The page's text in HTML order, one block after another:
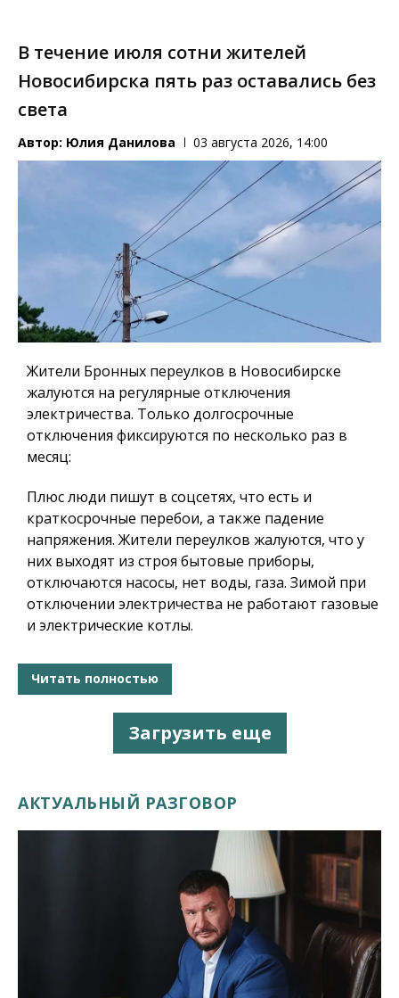
В течение июля сотни жителей
Новосибирска пять раз оставались без
света
Автор: Юлия Данилова 03 августа 2026, 14:00
Жители Бронных переулков в Новосибирске
жалуются на регулярные отключения
электричества. Только долгосрочные
отключения фиксируются по несколько раз в
месяц:
Плюс люди пишут в соцсетях, что есть и
краткосрочные перебои, а также падение
напряжения. Жители переулков жалуются, что у
них выходят из строя бытовые приборы,
отключаются насосы, нет воды, газа. Зимой при
отключении электричества не работают газовые
и электрические котлы.
Читать полностью
Загрузить еще
АКТУАЛЬНЫЙ РАЗГОВОР